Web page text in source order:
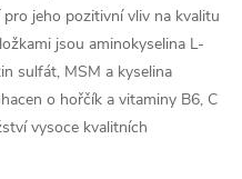
jeho pozitivní vliv na kvalitu
jsou aminokyselina L-
sulfát, MSM a kyselina
o hořčík a vitaminy B6, C
vysoce kvalitních